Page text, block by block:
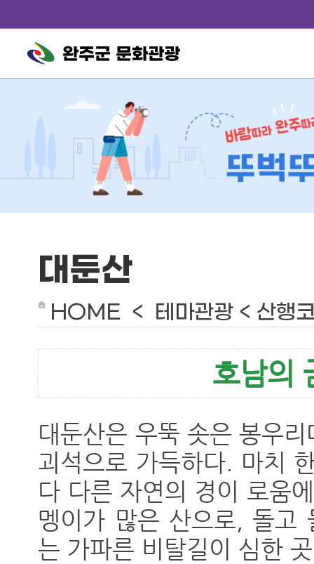
완주군 문화관광
대둔산
HOME < 테마관광 < 산행
호남의
대둔산은 우뚝 솟은 봉우
괴석으로 가득하다. 마치
다 다른 자연의 경이 로움
멩이가 많은 산으로, 돌고
는 가파른 비탈길이 심한